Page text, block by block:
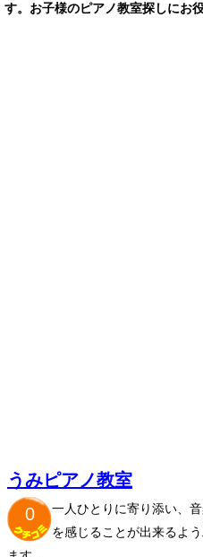
す。お子様のピアノ教室探しにお
うみピアノ教室
0
一人ひとりに寄り添い、
を感じることが出来るよ